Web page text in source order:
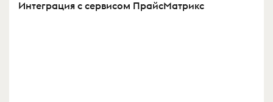
Интеграция с сервисом ПрайсМатрикс